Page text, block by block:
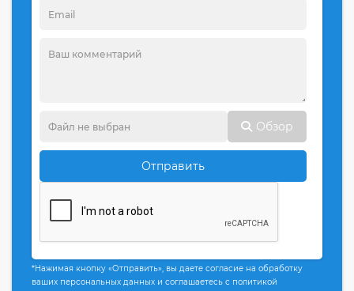
Обзор
Отправить
*Нажимая кнопку «Отправить», вы даете согласие на обработку
ваших персональных данных и соглашаетесь с политикой